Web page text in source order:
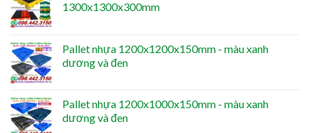
1300x1300x300mm
Pallet nhựa 1200x1200x150mm - màu xanh
dương và đen
Pallet nhựa 1200x1000x150mm - màu xanh
dương và đen